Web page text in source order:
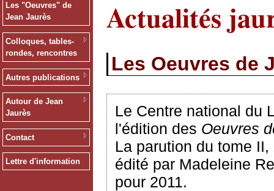
Les "Oeuvres" de
Jean Jaurès
Colloques, tables-
rondes, rencontres
Autres publications
Autour de Jean
Jaurès
Contact
Lettre d'information
Actualités
Les Oeuvres de
Le Centre national du
l'édition des Oeuvres
La parution du tome II,
édité par Madeleine
pour 2011.